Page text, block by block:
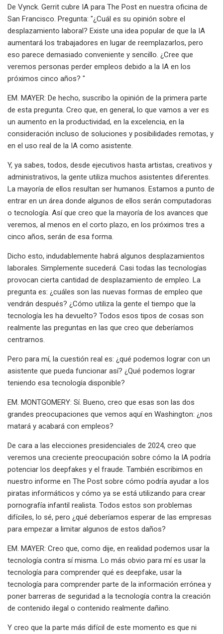
De Vynck. Gerrit cubre IA para The Post en nuestra oficina de
San Francisco. Pregunta: "¿Cuál es su opinión sobre el
desplazamiento laboral? Existe una idea popular de que la IA
aumentará los trabajadores en lugar de reemplazarlos, pero
eso parece demasiado conveniente y sencillo. ¿Cree que
veremos personas perder empleos debido a la IA en los
próximos cinco años? "
EM. MAYER: De hecho, suscribo la opinión de la primera parte
de esta pregunta. Creo que, en general, lo que vamos a ver es
un aumento en la productividad, en la excelencia, en la
consideración incluso de soluciones y posibilidades remotas, y
en el uso real de la IA como asistente.
Y, ya sabes, todos, desde ejecutivos hasta artistas, creativos y
administrativos, la gente utiliza muchos asistentes diferentes.
La mayoría de ellos resultan ser humanos. Estamos a punto de
entrar en un área donde algunos de ellos serán computadoras
o tecnología. Así que creo que la mayoría de los avances que
veremos, al menos en el corto plazo, en los próximos tres a
cinco años, serán de esa forma.
Dicho esto, indudablemente habrá algunos desplazamientos
laborales. Simplemente sucederá. Casi todas las tecnologías
provocan cierta cantidad de desplazamiento de empleo. La
pregunta es: ¿cuáles son las nuevas formas de empleo que
vendrán después? ¿Cómo utiliza la gente el tiempo que la
tecnología les ha devuelto? Todos esos tipos de cosas son
realmente las preguntas en las que creo que deberíamos
centrarnos.
Pero para mí, la cuestión real es: ¿qué podemos lograr con un
asistente que pueda funcionar así? ¿Qué podemos lograr
teniendo esa tecnología disponible?
EM. MONTGOMERY: Sí. Bueno, creo que esas son las dos
grandes preocupaciones que vemos aquí en Washington: ¿nos
matará y acabará con empleos?
De cara a las elecciones presidenciales de 2024, creo que
veremos una creciente preocupación sobre cómo la IA podría
potenciar los deepfakes y el fraude. También escribimos en
nuestro informe en The Post sobre cómo podría ayudar a los
piratas informáticos y cómo ya se está utilizando para crear
pornografía infantil realista. Todos estos son problemas
difíciles, lo sé, pero ¿qué deberíamos esperar de las empresas
para empezar a limitar algunos de estos daños?
EM. MAYER: Creo que, como dije, en realidad podemos usar la
tecnología contra sí misma. Lo más obvio para mí es usar la
tecnología para comprender qué es deepfake, usar la
tecnología para comprender parte de la información errónea y
poner barreras de seguridad a la tecnología contra la creación
de contenido ilegal o contenido realmente dañino.
Y creo que la parte más difícil de este momento es que ni